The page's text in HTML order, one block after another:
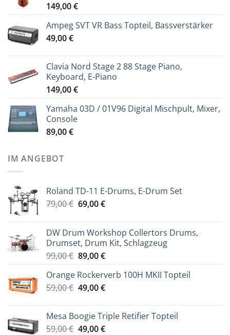
149,00€
Ampeg SVT VR Bass Topteil, Bassverstärker
49,00€
Clavia Nord Stage 2 88 Stage Piano,
Keyboard, E-Piano
149,00€
Yamaha 03D / 01V96 Digital Mischpult, Mixer,
Console
89,00€
IM ANGEBOT
Roland TD-11 E-Drums, E-Drum Set
79,00€ Ursprünglicher
79,00 €
69,00€Aktueller
69,00 €.
DW Drum Workshop Collertors Drums,
Drumset, Drum Kit, Schlagzeug
99,00€ Ursprünglicher
war:
99,00 €
89,00€Aktueller
ist:
89,00 €.
Orange Rockerverb 100H MKII Topteil
59,00€ Ursprünglicher
59,00 €
49,00€Aktueller
49,00 €.
Mesa Boogie Triple Retifier Topteil
59,00€ Ursprünglicher
49,00€Aktueller